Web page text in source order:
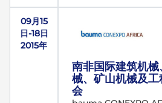
09月15
日-18日
2015年
南非国际建筑机
械、矿山机械及
会